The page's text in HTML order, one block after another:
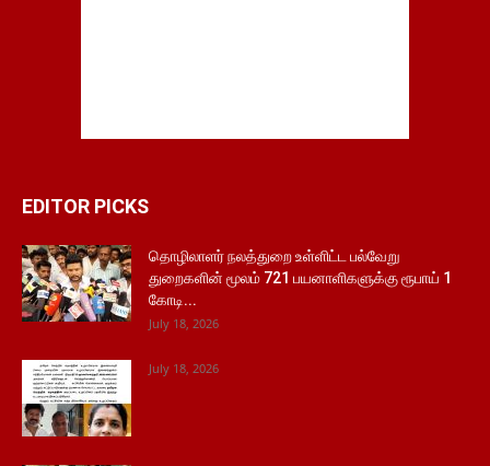
EDITOR PICKS
தொழிலாளர் நலத்துறை உள்ளிட்ட பல்வேறு
துறைகளின் மூலம் 721 பயனாளிகளுக்கு ரூபாய் 1
கோடி...
July 18, 2026
July 18, 2026